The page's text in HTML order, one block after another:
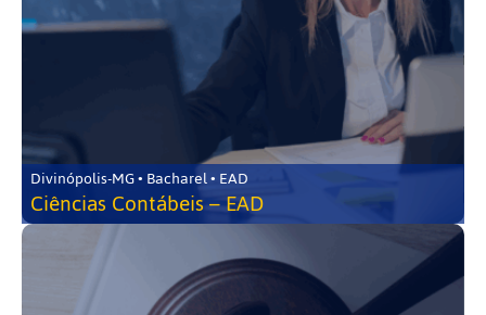
Divinópolis-MG • Bacharel • EAD
Ciências Contábeis – EAD